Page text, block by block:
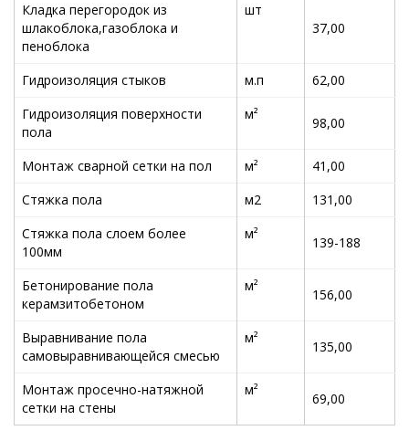
Кладка перегородок из
шлакоблока,газоблока и
пеноблока
шт
37,00
Гидроизоляция стыков м.п
62,00
Гидроизоляция поверхности
пола
м²
98,00
Монтаж сварной сетки на пол м²
41,00
Стяжка пола
м2
131,00
Стяжка пола слоем более
100мм
м²
139-188
Бетонирование пола
керамзитобетоном
м²
156,00
Выравнивание пола
самовыравнивающейся смесью
м²
135,00
Монтаж просечно-натяжной
сетки на стены
м²
69,00